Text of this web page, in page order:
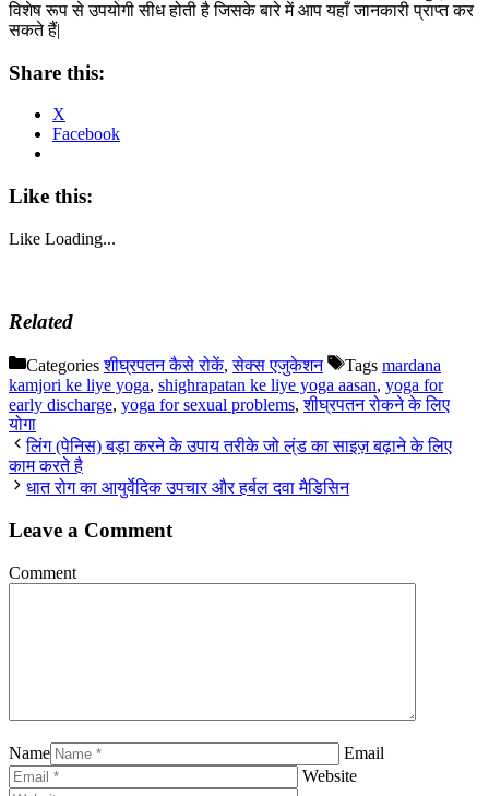
विशेष रूप से उपयोगी सीध होती है जिसके बारे में आप यहाँ जानकारी प्राप्त कर
सकते हैं|
Share this:
X
Facebook
Like this:
Like Loading...
Related
Categoriesशीघ्रपतन कैसे रोकें,सेक्स एजुकेशन Tags mardana
kamjori ke liye yoga, shighrapatan ke liye yoga aasan, yoga for
early discharge, yoga for sexual problems,शीघ्रपतन रोकने के लिए
योगा
लिंग (पेनिस) बड़ा करने के उपाय तरीके जो ल्ंड का साइज़ बढ़ाने के लिए
काम करते है
धात रोग का आयुर्वेदिक उपचार और हर्बल दवा मैडिसिन
Leave a Comment
Comment
Name
Email
Website